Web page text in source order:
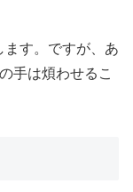
す。ですが、あ
手は煩わせるこ